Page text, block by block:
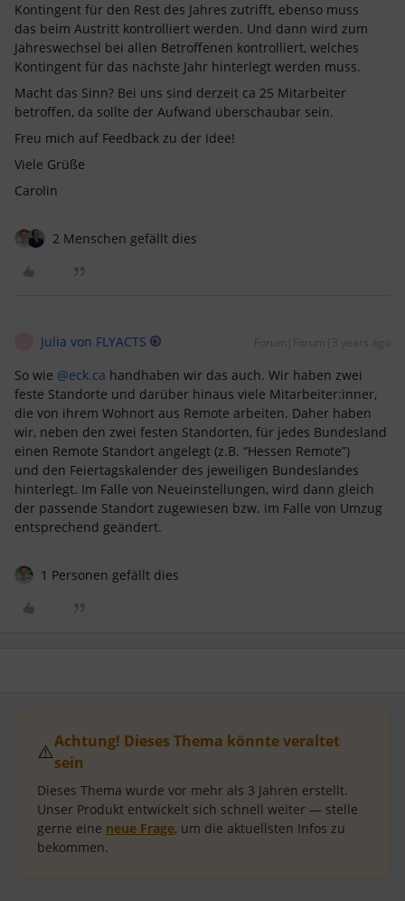
Kontingent für den Rest des Jahres zutrifft, ebenso muss
das beim Austritt kontrolliert werden. Und dann wird zum
Jahreswechsel bei allen Betroffenen kontrolliert, welches
Kontingent für das nächste Jahr hinterlegt werden muss.
Macht das Sinn? Bei uns sind derzeit ca 25 Mitarbeiter
betroffen, da sollte der Aufwand überschaubar sein.
Freu mich auf Feedback zu der Idee!
Viele Grüße
Carolin
2 Menschen gefällt dies
Julia von FLYACTS Forum|Forum|3 years ago
So wie @eck.ca handhaben wir das auch. Wir haben zwei
feste Standorte und darüber hinaus viele Mitarbeiter:inner,
die von ihrem Wohnort aus Remote arbeiten. Daher haben
wir, neben den zwei festen Standorten, für jedes Bundesland
einen Remote Standort angelegt (z.B. “Hessen Remote”)
und den Feiertagskalender des jeweiligen Bundeslandes
hinterlegt. Im Falle von Neueinstellungen, wird dann gleich
der passende Standort zugewiesen bzw. im Falle von Umzug
entsprechend geändert.
1 Personen gefällt dies
⚠️Achtung! Dieses Thema könnte veraltet
sein
Dieses Thema wurde vor mehr als 3 Jahren erstellt.
Unser Produkt entwickelt sich schnell weiter — stelle
gerne eine neue Frage, um die aktuellsten Infos zu
bekommen.